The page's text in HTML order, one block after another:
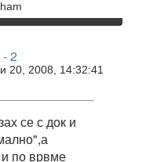
2
20, 2008, 14:32:41
се с док и
по врвме